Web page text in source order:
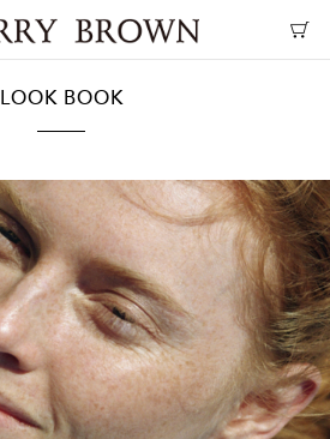
LOOK BOOK